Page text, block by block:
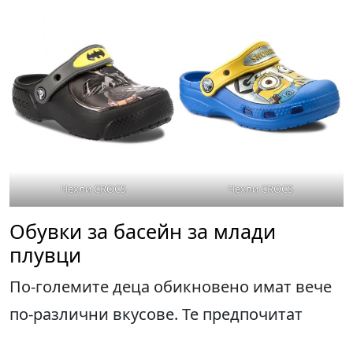
Чехли CROCS Чехли CROCS
Обувки за басейн за млади
плувци
По-големите деца обикновено имат вече
по-различни вкусове. Те предпочитат